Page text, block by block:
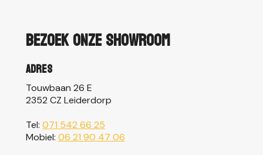
Bezoek onze showroom
Adres
Touwbaan 26 E
2352 CZ Leiderdorp
Tel: 071 542 66 25
Mobiel: 06 21 90 47 06